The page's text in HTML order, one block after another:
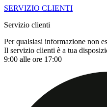
SERVIZIO CLIENTI
Servizio clienti
Per qualsiasi informazione non
Il servizio clienti è a tua
9:00 alle ore 17:00